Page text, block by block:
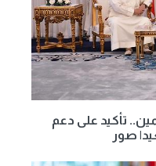
تأكيد على دعم
صور